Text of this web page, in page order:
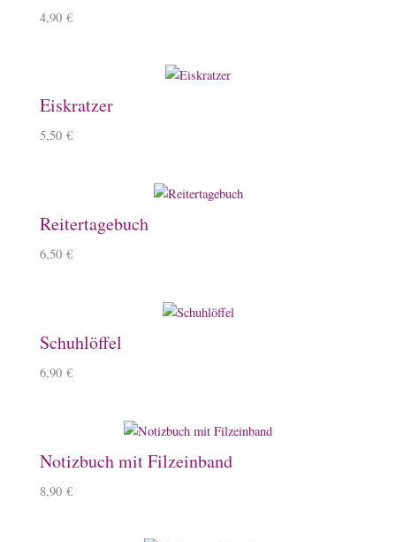
4,90 €
Eiskratzer
5,50 €
Reitertagebuch
6,50 €
Schuhlöffel
6,90 €
Notizbuch mit Filzeinband
8,90 €